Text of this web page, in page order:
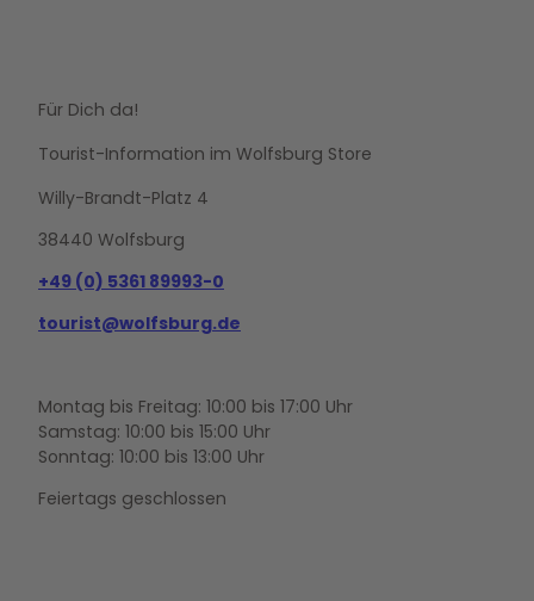
Für Dich da!
Tourist-Information im Wolfsburg Store
Willy-Brandt-Platz 4
38440 Wolfsburg
+49 (0) 5361 89993-0
tourist@wolfsburg.de
Montag bis Freitag: 10:00 bis 17:00 Uhr
Samstag: 10:00 bis 15:00 Uhr
Sonntag: 10:00 bis 13:00 Uhr
Feiertags geschlossen